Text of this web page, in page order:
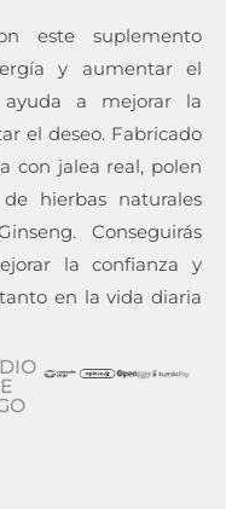
este suplemento
y aumentar el
ayuda a mejorar la
el deseo. Fabricado
con jalea real, polen
hierbas naturales
Conseguirás
la confianza y
en la vida diaria